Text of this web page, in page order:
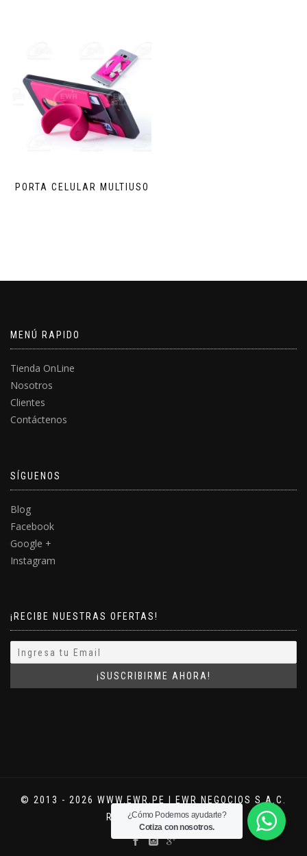
PORTA CELULAR MULTIUSO
MENÚ RAPIDO
Tienda OnLine
Nosotros
Clientes
Contáctenos
SÍGUENOS
Blog
Facebook
Google +
Instagram
¡RECIBE NUESTRAS OFERTAS!
© 2013 - 2026 WWW.EWR.PE | EWR NEGOCIOS S.A.C.
RUC: 20554241876
¿Cómo Podemos ayudarte?
Cotiza con nosotros.